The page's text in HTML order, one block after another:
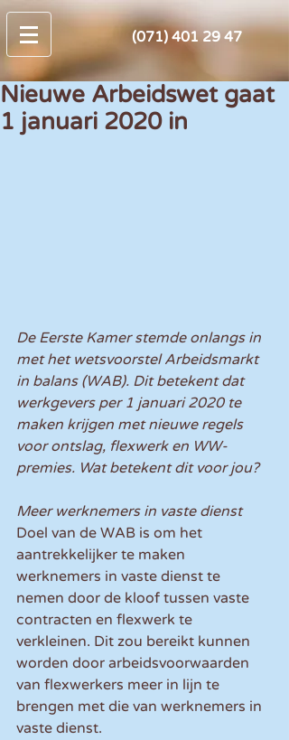
(071) 401 29 47
Nieuwe Arbeidswet gaat
1 januari 2020 in
De Eerste Kamer stemde onlangs in
met het wetsvoorstel Arbeidsmarkt
in balans (WAB). Dit betekent dat
werkgevers per 1 januari 2020 te
maken krijgen met nieuwe regels
voor ontslag, flexwerk en WW-
premies. Wat betekent dit voor jou?
Meer werknemers in vaste dienst
Doel van de WAB is om het
aantrekkelijker te maken
werknemers in vaste dienst te
nemen door de kloof tussen vaste
contracten en flexwerk te
verkleinen. Dit zou bereikt kunnen
worden door arbeidsvoorwaarden
van flexwerkers meer in lijn te
brengen met die van werknemers in
vaste dienst.